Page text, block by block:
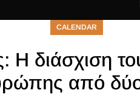
CALENDAR
Η διάσχιση
από